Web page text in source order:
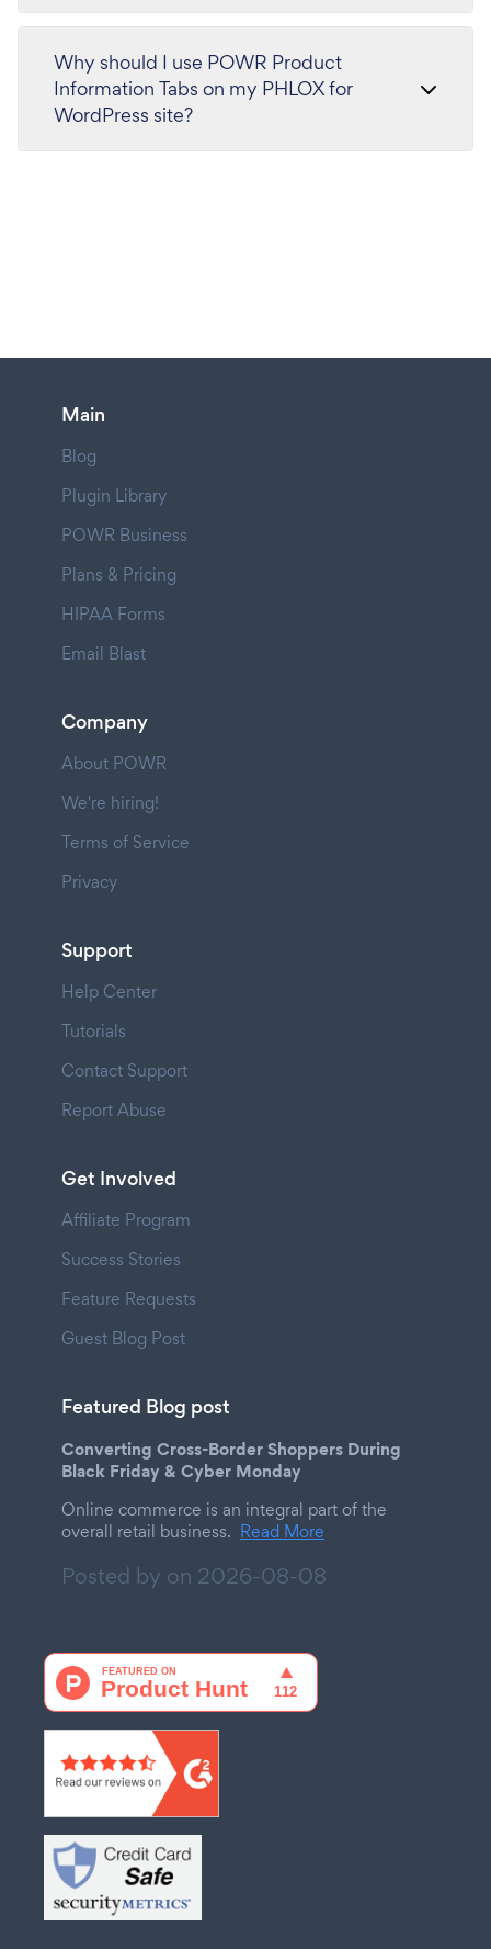
Why should I use POWR Product
Information Tabs on my PHLOX for
WordPress site?
Main
Blog
Plugin Library
POWR Business
Plans & Pricing
HIPAA Forms
Email Blast
Company
About POWR
We're hiring!
Terms of Service
Privacy
Support
Help Center
Tutorials
Contact Support
Report Abuse
Get Involved
Affiliate Program
Success Stories
Feature Requests
Guest Blog Post
Featured Blog post
Converting Cross-Border Shoppers During
Black Friday & Cyber Monday
Online commerce is an integral part of the
overall retail business. Read More
Posted by on 2026-08-08